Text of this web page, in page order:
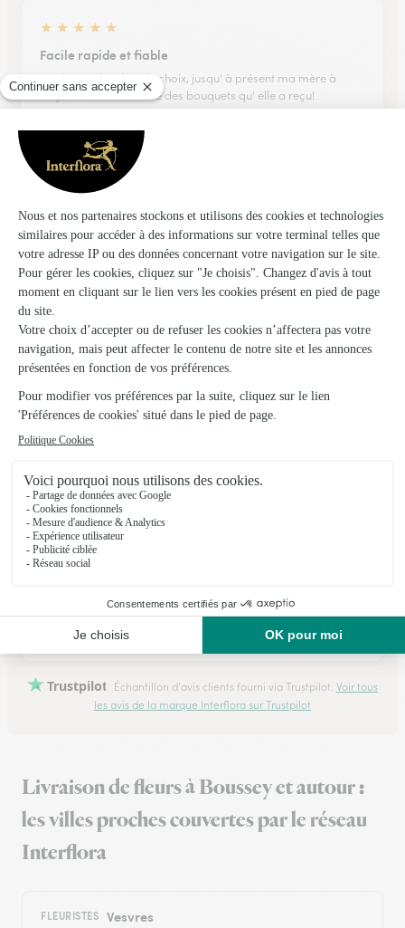
★ ★ ★ ★ ★
Facile rapide et fiable
Facile rapide, plein de choix, jusqu' à présent ma mère à
toujours étais heureuse des bouquets qu' elle a reçu!
22/04/2026
★ ★ ★
choix de commandes,travail bien fait…
choix de commandes,travail bien fait ,livraison en temps et
10/04/2026
★ ★ ★ ★ ★
Livraison parfaite
Site fluide et bien fait. Beaucoup de choix de bouquets,
livraison rapide et le bouquet ressemblait bien à celui
commandé
28/02/2026
★ ★ ★ ★
un peu compliqué pour des personnes âgées !
30/01/2026
Trustpilot Échantillon d'avis clients fourni via Trustpilot. Voir tous
les avis de la marque Interflora sur Trustpilot
Livraison de fleurs à Boussey et autour :
les villes proches couvertes par le réseau
Interflora
FLEURISTES Vesvres